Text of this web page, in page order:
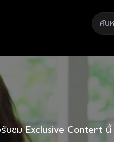
รับชม Exclusive Content นี้